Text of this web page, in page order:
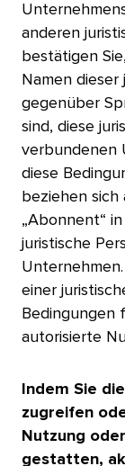
anderen
bestätigen
Namen
gegenüber
sind, diese
verbundenen
diese
beziehen sich
„Abonnent“
juristische
einer
Bedingungen
autorisierte
Indem Sie
zugreifen
Nutzung
gestatten,